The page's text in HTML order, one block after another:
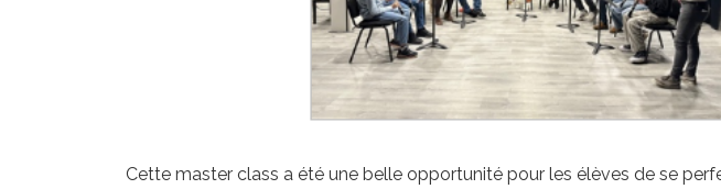
Cette master class a été une belle opportunité pour les élèves de se